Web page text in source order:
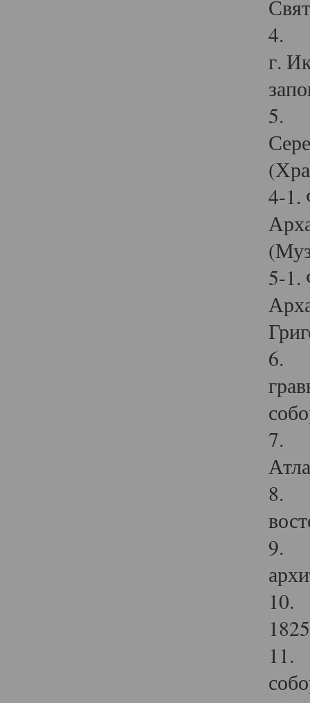
4.
г.
5.
4-1.
5-1.
6.
7.
8.
9.
10.
11.